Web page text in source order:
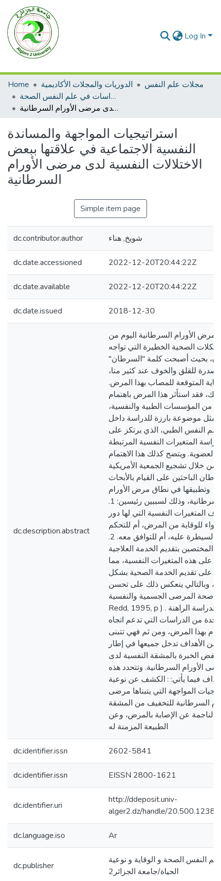
Log In
Home الدوريات والمجلات الأكاديمية
مجلات علم النفس
مجلة دراسات في علم النفس الصحة
استراتيجيات المواجهة والمساندة النفسية الاجتماعية في علاقتها ببعض الاختلالات النفسية لدى مرضى الأورام السرطانية
استراتيجيات المواجهة والمساندة
النفسية الاجتماعية في علاقتها ببعض
الاختلالات النفسية لدى مرضى الأورام
السرطانية
Simple item page
dc.contributor.author شويخ, هناء
dc.date.accessioned 2022-12-20T20:44:22Z
dc.date.available 2022-12-20T20:44:22Z
dc.date.issued 2018-12-30
dc.description.abstract
مرض الأورام السرطانية اليوم من
الصحية الخطيرة التي تواجه
بحيث أصبحت كلمة "السرطان"
مصدرة للقلق والخوف عند كثير منا،
المتوقعة للمصاب بهذا المرض.
فقد استأثر هذا المرض باهتمام
من المؤسسات الطبية والنفسية،
يمثل موضوعة بارزة للدراسة داخل
النفس الطبي، الذي يرتكز على
دراسة المتغيرات النفسية المرتبطة
العضوية. ويتضح كذلك هذا الاهتمام
من خلال تشجيع الجمعية الأمريكية
الباحثين على القيام بالأبحاث
وتطبيقها في نطاق مرض الأورام
السرطانية، وذلك لسببين رئيسين: 1.
المتغيرات النفسية التي لها دور
للوقاية من المرض، أم للتحكم
فيه والسيطرة عليه، أم للتوافق معه. 2.
المختصين بتقديم الخدمة العلاجية
على هذه المتغيرات النفسية، مما
على تقديم الخدمة الصحية بشكل
وبالتالي ينعكس ذلك على تحسن
صحة المرضى الجسمية والنفسية (99.
Redd, 1995, p ) . وتأتي الدراسة الراهنة
من الدراسات التي تدعم اتجاه
بهذا المرض، ومن ثم فهي تتبنى
الأهداف تدخل جميعها في إطار
الخبرة بالمشقة النفسية لدى
الأورام السرطانية. وتتحدد هذه
فيما يأتي: : الكشف عن نوعية
المواجهة التي يتبناها مرضى
السرطانية للتخفيف من المشقة
الناجمة عن الإصابة بالمرض، وعن
الطبيعة المزمنة له
dc.identifier.issn 2602-5841
dc.identifier.issn EISSN 2800-1621
dc.identifier.uri
http://ddeposit.univ-
alger2.dz/handle/
dc.language.iso Ar
dc.publisher
النفس الصحة و الوقاية و نوعية
الحياة/جامعة الجزائر2